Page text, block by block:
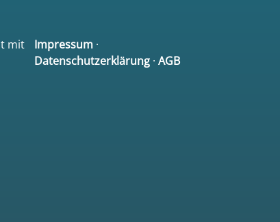
mit
Impressum·
Datenschutzerklärung· AGB